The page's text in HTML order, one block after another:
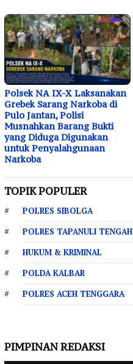
Polsek NA IX-X Laksanakan
Grebek Sarang Narkoba di
Pulo Jantan, Polisi
Musnahkan Barang Bukti
yang Diduga Digunakan
untuk Penyalahgunaan
Narkoba
TOPIK POPULER
POLRES SIBOLGA
POLRES TAPANULI TENGAH
HUKUM & KRIMINAL
POLDA KALBAR
POLRES ACEH TENGGARA
PIMPINAN REDAKSI